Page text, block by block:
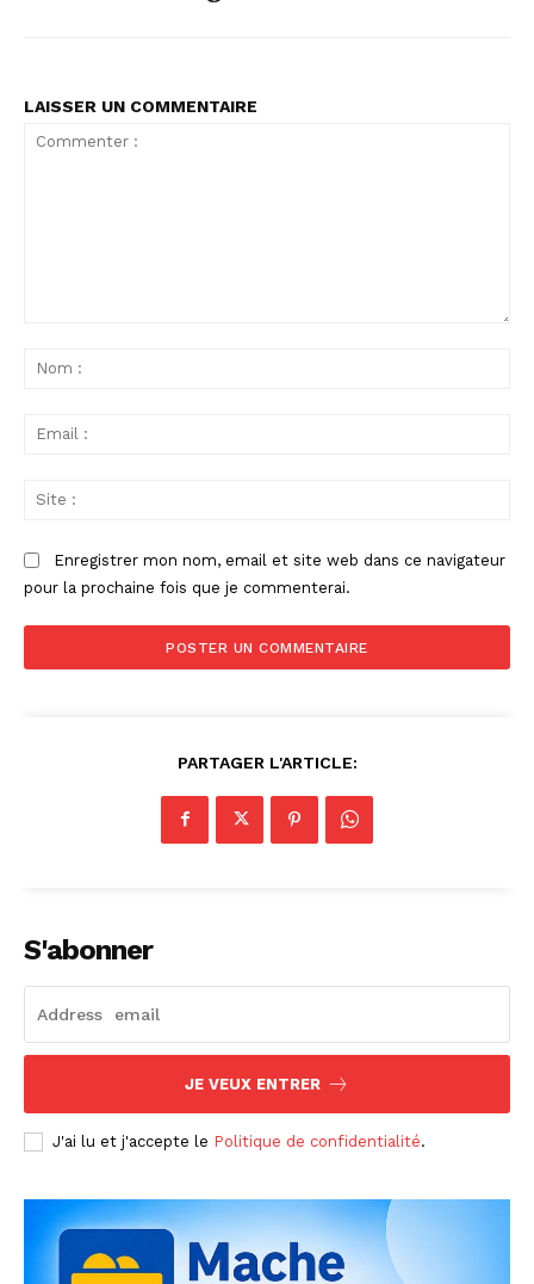
LAISSER UN COMMENTAIRE
Enregistrer mon nom, email et site web dans ce navigateur
pour la prochaine fois que je commenterai.
PARTAGER L'ARTICLE:
S'abonner
JE VEUX ENTRER
J'ai lu et j'accepte le Politique de confidentialité.